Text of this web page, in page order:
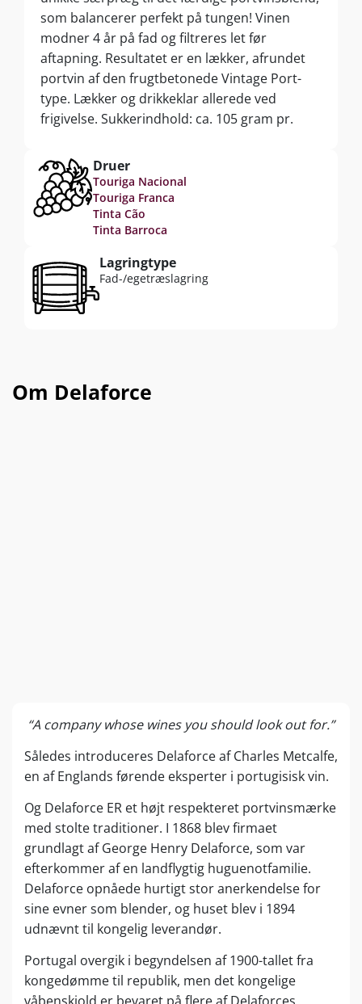
som balancerer perfekt på tungen! Vinen
modner 4 år på fad og filtreres let før
aftapning. Resultatet er en lækker, afrundet
portvin af den frugtbetonede Vintage Port-
type. Lækker og drikkeklar allerede ved
frigivelse. Sukkerindhold: ca. 105 gram pr.
Druer
Touriga Nacional
Touriga Franca
Tinta Cão
Tinta Barroca
Lagringtype
Fad-/egetræslagring
Om Delaforce
“A company whose wines you should look out for.”
Således introduceres Delaforce af Charles Metcalfe,
en af Englands førende eksperter i portugisisk vin.
Og Delaforce ER et højt respekteret portvinsmærke
med stolte traditioner. I 1868 blev firmaet
grundlagt af George Henry Delaforce, som var
efterkommer af en landflygtig huguenotfamilie.
Delaforce opnåede hurtigt stor anerkendelse for
sine evner som blender, og huset blev i 1894
udnævnt til kongelig leverandør.
Portugal overgik i begyndelsen af 1900-tallet fra
kongedømme til republik, men det kongelige